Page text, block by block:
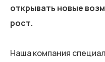
открывать новые
рост.
Наша компания